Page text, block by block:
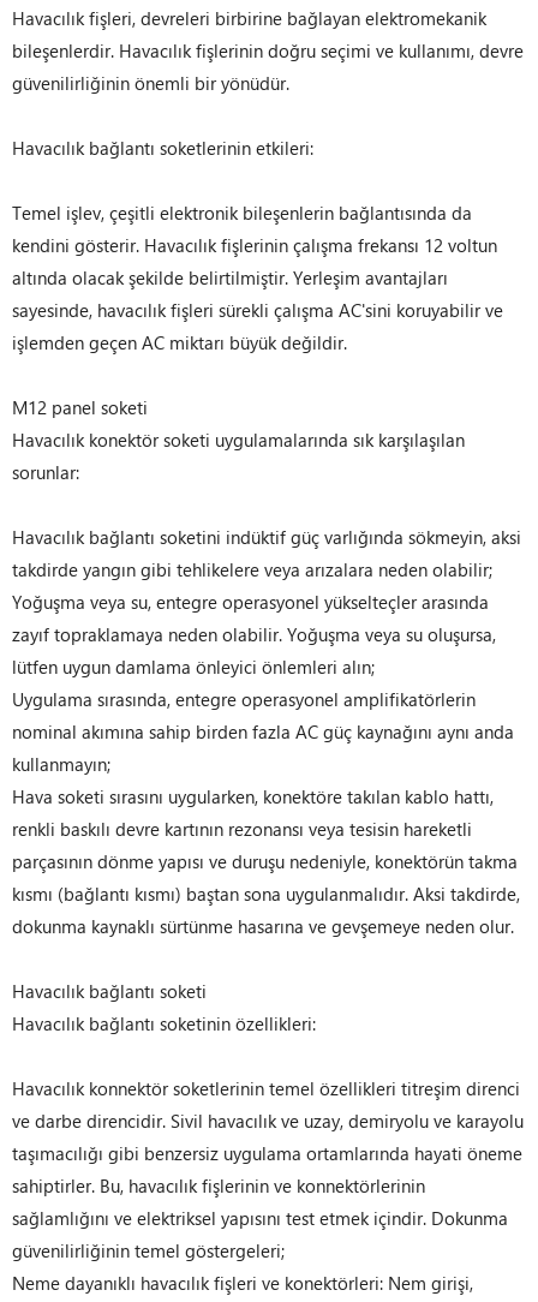
Havacılık fişleri, devreleri birbirine bağlayan elektromekanik
bileşenlerdir. Havacılık fişlerinin doğru seçimi ve kullanımı, devre
güvenilirliğinin önemli bir yönüdür.
Havacılık bağlantı soketlerinin etkileri:
Temel işlev, çeşitli elektronik bileşenlerin bağlantısında da
kendini gösterir. Havacılık fişlerinin çalışma frekansı 12 voltun
altında olacak şekilde belirtilmiştir. Yerleşim avantajları
sayesinde, havacılık fişleri sürekli çalışma AC'sini koruyabilir ve
işlemden geçen AC miktarı büyük değildir.
M12 panel soketi
Havacılık konektör soketi uygulamalarında sık karşılaşılan
sorunlar:
Havacılık bağlantı soketini indüktif güç varlığında sökmeyin, aksi
takdirde yangın gibi tehlikelere veya arızalara neden olabilir;
Yoğuşma veya su, entegre operasyonel yükselteçler arasında
zayıf topraklamaya neden olabilir. Yoğuşma veya su oluşursa,
lütfen uygun damlama önleyici önlemleri alın;
Uygulama sırasında, entegre operasyonel amplifikatörlerin
nominal akımına sahip birden fazla AC güç kaynağını aynı anda
kullanmayın;
Hava soketi sırasını uygularken, konektöre takılan kablo hattı,
renkli baskılı devre kartının rezonansı veya tesisin hareketli
parçasının dönme yapısı ve duruşu nedeniyle, konektörün takma
kısmı (bağlantı kısmı) baştan sona uygulanmalıdır. Aksi takdirde,
dokunma kaynaklı sürtünme hasarına ve gevşemeye neden olur.
Havacılık bağlantı soketi
Havacılık bağlantı soketinin özellikleri:
Havacılık konnektör soketlerinin temel özellikleri titreşim direnci
ve darbe direncidir. Sivil havacılık ve uzay, demiryolu ve karayolu
taşımacılığı gibi benzersiz uygulama ortamlarında hayati öneme
sahiptirler. Bu, havacılık fişlerinin ve konnektörlerinin
sağlamlığını ve elektriksel yapısını test etmek içindir. Dokunma
güvenilirliğinin temel göstergeleri;
Neme dayanıklı havacılık fişleri ve konektörleri: Nem girişi,